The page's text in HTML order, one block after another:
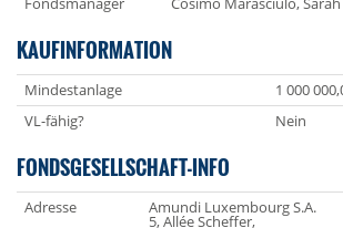
KAUFINFORMATION
Mindestanlage
1 000
VL-fähig?
Nein
FONDSGESELLSCHAFT-INFO
Adresse Amundi Luxembourg S.A.
5, Allée Scheffer,